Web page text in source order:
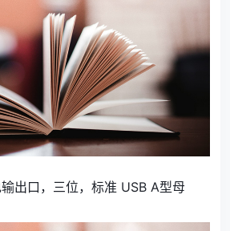
出口，三位，标准 USB A型母